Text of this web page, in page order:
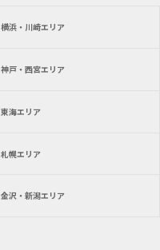
横浜・川崎エリア
神戸・西宮エリア
東海エリア
札幌エリア
金沢・新潟エリア